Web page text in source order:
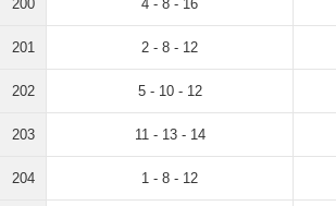
200 4 - 8 - 16
201 2 - 8 - 12
202 5 - 10 - 12
203 11 - 13 - 14
204 1 - 8 - 12